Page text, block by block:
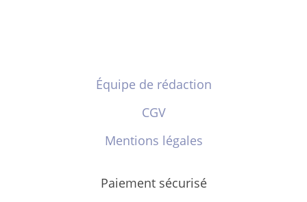
Équipe de rédaction
CGV
Mentions légales
Paiement sécurisé